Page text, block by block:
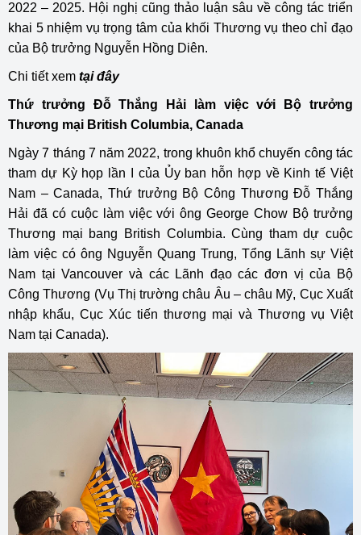
2022 – 2025. Hội nghị cũng thảo luận sâu về công tác triển
khai 5 nhiệm vụ trọng tâm của khối Thương vụ theo chỉ đạo
của Bộ trưởng Nguyễn Hồng Diên.
Chi tiết xem tại đây
Thứ trưởng Đỗ Thắng Hải làm việc với Bộ trưởng
Thương mại British Columbia, Canada
Ngày 7 tháng 7 năm 2022, trong khuôn khổ chuyến công tác
tham dự Kỳ họp lần I của Ủy ban hỗn hợp về Kinh tế Việt
Nam – Canada, Thứ trưởng Bộ Công Thương Đỗ Thắng
Hải đã có cuộc làm việc với ông George Chow Bộ trưởng
Thương mại bang British Columbia. Cùng tham dự cuộc
làm việc có ông Nguyễn Quang Trung, Tổng Lãnh sự Việt
Nam tại Vancouver và các Lãnh đạo các đơn vị của Bộ
Công Thương (Vụ Thị trường châu Âu – châu Mỹ, Cục Xuất
nhập khẩu, Cục Xúc tiến thương mại và Thương vụ Việt
Nam tại Canada).